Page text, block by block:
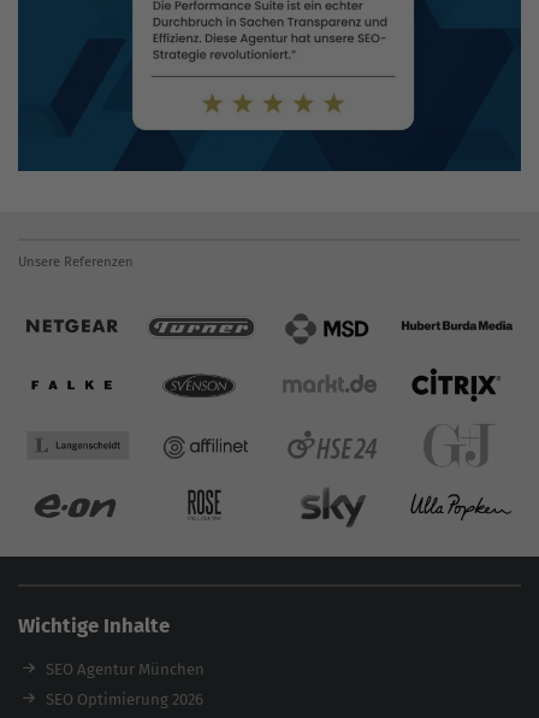
Unsere Referenzen
Wichtige Inhalte
SEO Agentur München
SEO Optimierung 2026